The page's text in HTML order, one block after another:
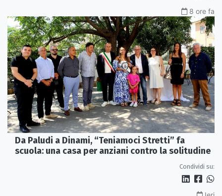
8 ore fa
Da Paludi a Dinami, “Teniamoci Stretti” fa
scuola: una casa per anziani contro la solitudine
Condividi su: